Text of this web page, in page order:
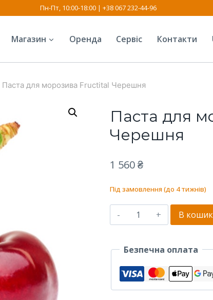
Пн-Пт, 10:00-18:00 | +38 067 232-44-96
Магазин Оренда Сервіс Контакти
Паста для морозива Fructital Черешня
Паста для
Черешня
1 560₴
Під замовлення (до 4 тижнів)
Паста
морозива
Черешня
В кошик
Безпечна оплата